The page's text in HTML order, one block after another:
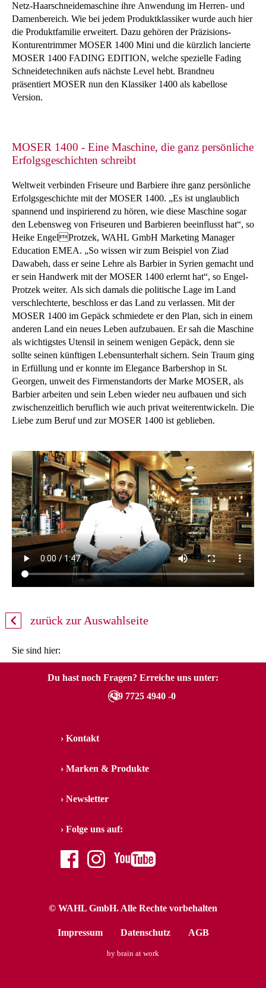
Netz-Haarschneidemaschine ihre Anwendung im Herren- und
Damenbereich. Wie bei jedem Produktklassiker wurde auch hier
die Produktfamilie erweitert. Dazu gehören der Präzisions-
Konturentrimmer MOSER 1400 Mini und die kürzlich lancierte
MOSER 1400 FADING EDITION, welche spezielle Fading
Schneidetechniken aufs nächste Level hebt. Brandneu
präsentiert MOSER nun den Klassiker 1400 als kabellose
Version.
MOSER 1400 - Eine Maschine, die ganz persönliche
Erfolgsgeschichten schreibt
Weltweit verbinden Friseure und Barbiere ihre ganz persönliche
Erfolgsgeschichte mit der MOSER 1400. „Es ist unglaublich
spannend und inspirierend zu hören, wie diese Maschine sogar
den Lebensweg von Friseuren und Barbieren beeinflusst hat“, so
Heike EngelProtzek, WAHL GmbH Marketing Manager
Education EMEA. „So wissen wir zum Beispiel von Ziad
Dawabeh, dass er seine Lehre als Barbier in Syrien gemacht und
er sein Handwerk mit der MOSER 1400 erlernt hat“, so Engel-
Protzek weiter. Als sich damals die politische Lage im Land
verschlechterte, beschloss er das Land zu verlassen. Mit der
MOSER 1400 im Gepäck schmiedete er den Plan, sich in einem
anderen Land ein neues Leben aufzubauen. Er sah die Maschine
als wichtigstes Utensil in seinem wenigen Gepäck, denn sie
sollte seinen künftigen Lebensunterhalt sichern. Sein Traum ging
in Erfüllung und er konnte im Elegance Barbershop in St.
Georgen, unweit des Firmenstandorts der Marke MOSER, als
Barbier arbeiten und sein Leben wieder neu aufbauen und sich
zwischenzeitlich beruflich wie auch privat weiterentwickeln. Die
Liebe zum Beruf und zur MOSER 1400 ist geblieben.
zurück zur Auswahlseite
Sie sind hier:
Du hast noch Fragen? Erreiche uns unter:
+49 7725 4940 -0
Kontakt
Marken & Produkte
Newsletter
Folge uns auf:
facebookinstagramyoutube
© WAHL GmbH. Alle Rechte vorbehalten
Impressum Datenschutz AGB
by brain at work